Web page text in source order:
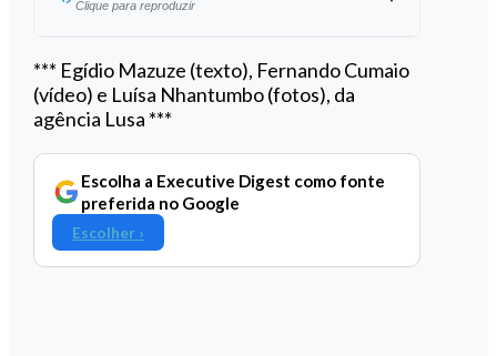
Clique para reproduzir
Ouvir este artigo
*** Egídio Mazuze (texto), Fernando Cumaio
(vídeo) e Luísa Nhantumbo (fotos), da
agência Lusa ***
Escolha a Executive Digest como fonte
preferida no Google
Escolher ›